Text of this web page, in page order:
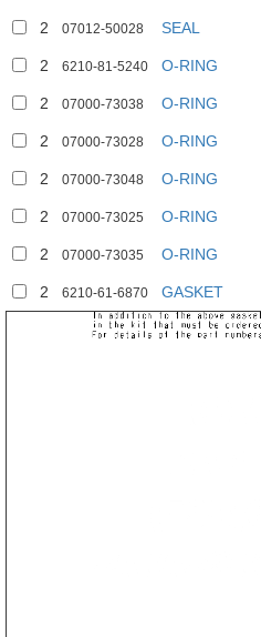
2 07012-50028 SEAL
2 6210-81-5240 O-RING
2 07000-73038 O-RING
2 07000-73028 O-RING
2 07000-73048 O-RING
2 07000-73025 O-RING
2 07000-73035 O-RING
2 6210-61-6870 GASKET